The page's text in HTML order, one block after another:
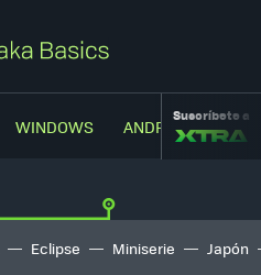
WINDOWS ANDROIDSuscríbete a
Eclipse Miniserie Japón